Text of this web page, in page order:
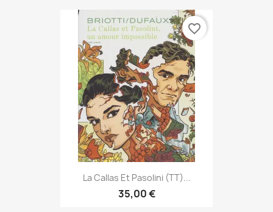
La Callas Et Pasolini (TT)...
35,00 €
favorite_border